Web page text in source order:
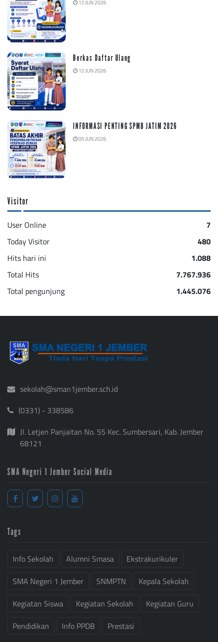
12 JUN 2026
Berkas Daftar Ulang
12 JUN 2026
INFORMASI PENTING SPMB JATIM 2026
05 JUN 2026
Visitor
User Online
7
Today Visitor
480
Hits hari ini
1.088
Total Hits
7.767.936
Total pengunjung
1.445.076
sekolah@sman1jember.sch.id
(0331) - 338586
Jl. Letjen Panjaitan No. 55 Kec. Sumbersari, Kab. Jember
68121
SMA Negeri 1 Jember Social Media
Tags
Info Sekolah Alumni Smasa
Ekstrakurikuler
SMA Negeri 1 Jember
SNMPTN
Kepala Sekolah
Kegiatan Siswa
Kegiatan Sekolah
Kegiatan Guru
Pendidikan
Info PPDB Prestasi